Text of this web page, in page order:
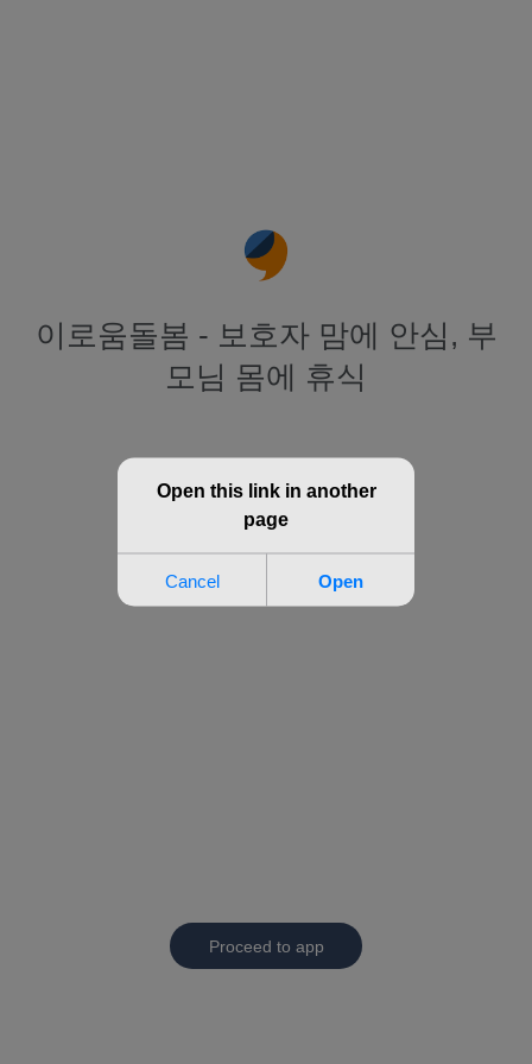
이로움돌봄 - 보호자 맘에 안심, 부
모님 몸에 휴식
Proceed to app